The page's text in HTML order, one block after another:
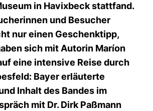
in Havixbeck stattfand.
und Besucher
nur einen Geschenktipp,
sich mit Autorin Maríon
eine intensive Reise durch
Bayer erläuterte
Inhalt des Bandes im
mit Dr. Dirk Paßmann